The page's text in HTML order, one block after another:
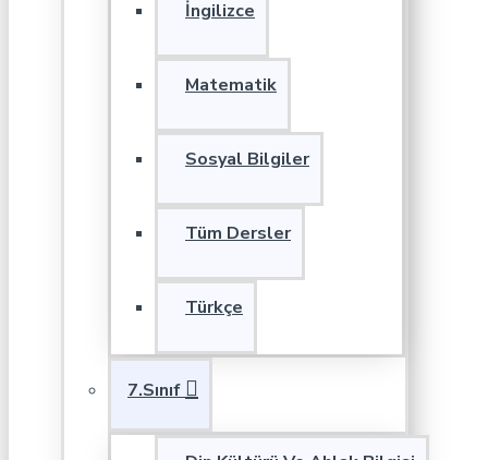
İngilizce
Matematik
Sosyal Bilgiler
Tüm Dersler
Türkçe
7.Sınıf